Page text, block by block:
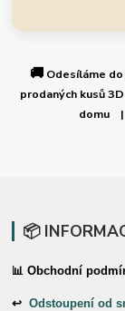
🚚 Odesíláme
prodaných kusů
domu |
📦
📊 Obchodní
↩Odstoupení od